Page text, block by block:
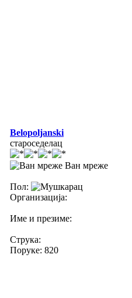
Belopoljanski
староседелац
Ван мреже
Пол:
Организација:
Име и презиме:
Струка:
Поруке: 820